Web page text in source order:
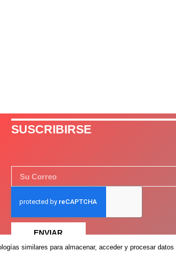
SUSCRIBIRSE
ENVIAR
similares para almacenar, acceder y procesar